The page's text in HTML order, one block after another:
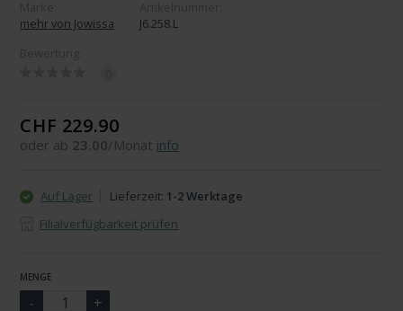
mehr von Jowissa
J6.258.L
CHF 229.90
oder ab 23.00/Monat info
Auf Lager Lieferzeit: 1-2 Werktage
Filialverfügbarkeit prüfen
MENGE